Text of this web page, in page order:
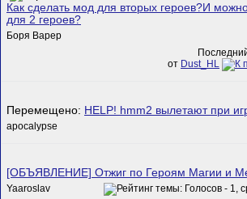
Как сделать мод для вторых героев?И
для 2 героев?
Боря Варер
от Dust_HL
Перемещено: HELP! hmm2 вылетают при
apocalypse
[ОБЪЯВЛЕНИЕ] Отжиг по Героям Магии и
Yaaroslav